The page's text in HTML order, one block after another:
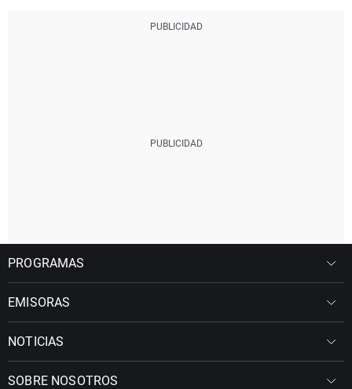
PROGRAMAS
EMISORAS
NOTICIAS
SOBRE NOSOTROS